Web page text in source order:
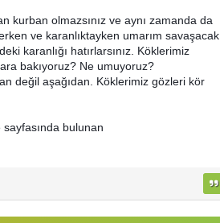
kurban olmazsınız ve aynı zamanda da
ve karanlıktayken umarım savaşacak
karanlığı hatırlarsınız. Köklerimiz
bakıyoruz? Ne umuyoruz?
değil aşağıdan. Köklerimiz gözleri kör
bulunan